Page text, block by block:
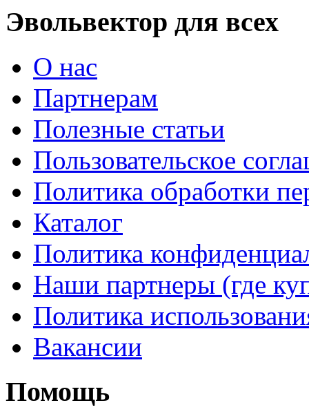
Эвольвектор для всех
О нас
Партнерам
Полезные статьи
Пользовательское
Политика обработки
Каталог
Политика
Наши партнеры (где
Политика
Вакансии
Помощь